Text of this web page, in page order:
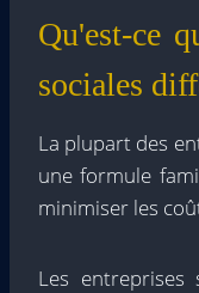
Qu'est-ce
sociales
La plupart des
une formule
minimiser les
Les entreprises